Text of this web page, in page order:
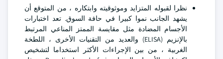
نظرا لقبوله المتزايد وموثوقيته وابتكاره ، من المتوقع أن
يشهد الجانب نموا كبيرا في حافة السوق. تعد اختبارات
الأجسام المضادة مثل مقايسة الممتز المناعي المرتبط
بالإنزيم (ELISA) والعديد من التقنيات الأخرى ، اللطخة
الغربية ، من بين الإجراءات الأكثر استخداما لتشخيص